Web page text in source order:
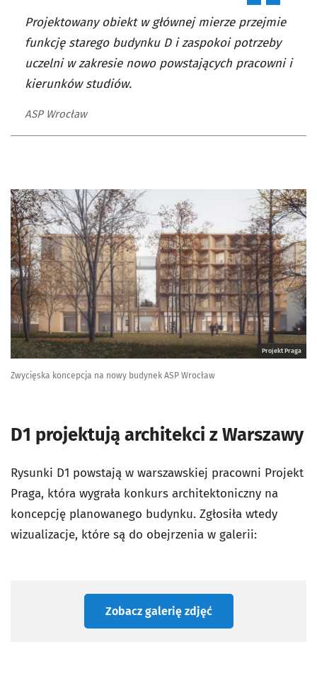
Projektowany obiekt w głównej mierze przejmie
funkcję starego budynku D i zaspokoi potrzeby
uczelni w zakresie nowo powstających pracowni i
kierunków studiów.
ASP Wrocław
Projekt Praga
Zwycięska koncepcja na nowy budynek ASP Wrocław
D1 projektują architekci z Warszawy
Rysunki D1 powstają w warszawskiej pracowni Projekt
Praga, która wygrała konkurs architektoniczny na
koncepcję planowanego budynku. Zgłosiła wtedy
wizualizacje, które są do obejrzenia w galerii:
Zobacz galerię zdjęć